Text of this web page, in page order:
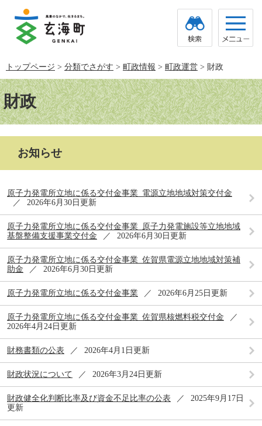
で
す。
ば
し
て
本
文
へ
トップページ > 分類でさがす > 町政情報 > 町政運営 > 財政
本
文財政
お知らせ
原子力発電所立地に係る交付金事業_電源立地地域対策交付金
2026年6月30日更新
原子力発電所立地に係る交付金事業_原子力発電施設等立地地域
基盤整備支援事業交付金
2026年6月30日更新
原子力発電所立地に係る交付金事業_佐賀県電源立地地域対策補
助金
2026年6月30日更新
原子力発電所立地に係る交付金事業 2026年6月25日更新
原子力発電所立地に係る交付金事業_佐賀県核燃料税交付金
2026年4月24日更新
財務書類の公表 2026年4月1日更新
財政状況について 2026年3月24日更新
財政健全化判断比率及び資金不足比率の公表
2025年9月17日
更新